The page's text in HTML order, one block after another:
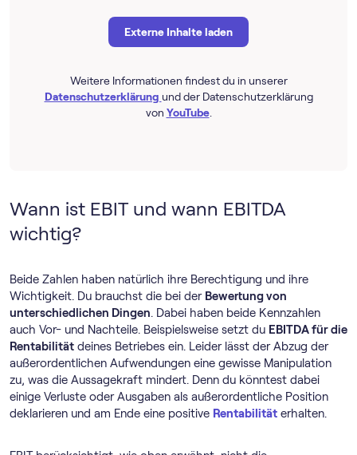
Externe Inhalte laden
Weitere Informationen findest du in unserer
Datenschutzerklärung und der Datenschutzerklärung
von YouTube.
Wann ist EBIT und wann EBITDA
wichtig?
Beide Zahlen haben natürlich ihre Berechtigung und ihre
Wichtigkeit. Du brauchst die bei der Bewertung von
unterschiedlichen Dingen. Dabei haben beide Kennzahlen
auch Vor- und Nachteile. Beispielsweise setzt du EBITDA für die
Rentabilität deines Betriebes ein. Leider lässt der Abzug der
außerordentlichen Aufwendungen eine gewisse Manipulation
zu, was die Aussagekraft mindert. Denn du könntest dabei
einige Verluste oder Ausgaben als außerordentliche Position
deklarieren und am Ende eine positive Rentabilität erhalten.